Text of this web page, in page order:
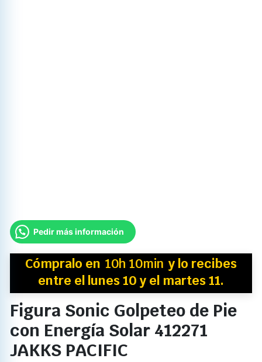
Pedir más información
Cómpralo en 10h 10min y lo recibes
entre el lunes 10 y el martes 11.
Figura Sonic Golpeteo de Pie
con Energía Solar 412271
JAKKS PACIFIC